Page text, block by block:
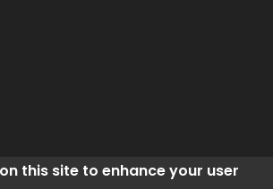
this site to enhance your user